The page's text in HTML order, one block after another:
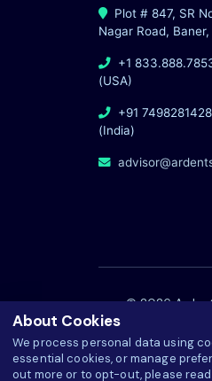
Plot # 847, SR
Nagar Road,
+1
(USA)
+91 7498281428
(India)
© 2026
About Cookies
We process personal data using
essential cookies, or manage
out more or to opt-out, please